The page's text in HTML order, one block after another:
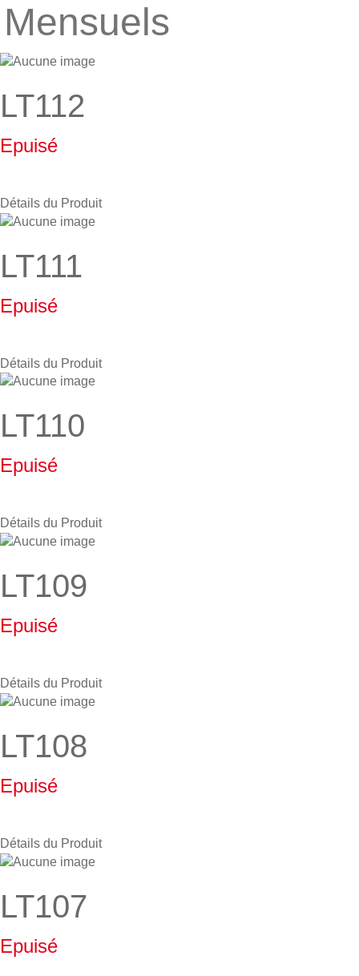
Mensuels
LT112
Epuisé
Détails du Produit
LT111
Epuisé
Détails du Produit
LT110
Epuisé
Détails du Produit
LT109
Epuisé
Détails du Produit
LT108
Epuisé
Détails du Produit
LT107
Epuisé